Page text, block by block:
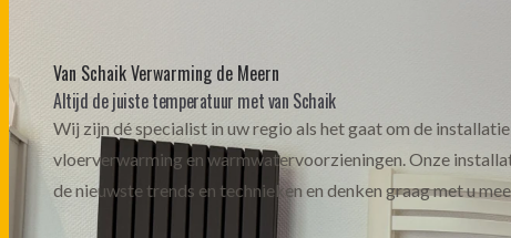
Van Schaik Verwarming de Meern
Altijd de juiste temperatuur met van Schaik
Wij zijn dé specialist in uw regio als het gaat om de
vloerverwarming en warmwatervoorzieningen. Onze
de nieuwste trends en technieken en denken graag met u